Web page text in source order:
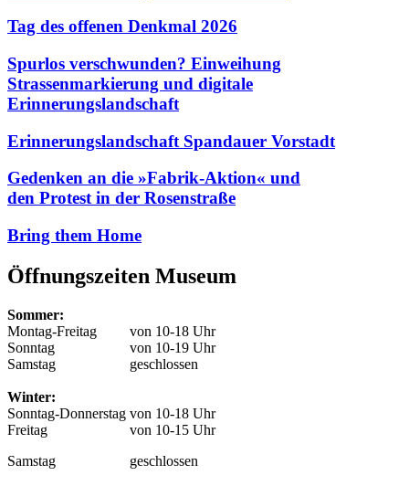
Tag des offenen Denkmal 2026
Spurlos verschwunden? Einweihung
Strassenmarkierung und digitale
Erinnerungslandschaft
Erinnerungslandschaft Spandauer Vorstadt
Gedenken an die »Fabrik-Aktion« und
den Protest in der Rosenstraße
Bring them Home
Öffnungszeiten Museum
Sommer:
Montag-Freitag
von 10-18 Uhr
Sonntag
von 10-19 Uhr
Samstag
geschlossen
Winter:
Sonntag-Donnerstag von 10-18 Uhr
Freitag
von 10-15 Uhr
Samstag
geschlossen